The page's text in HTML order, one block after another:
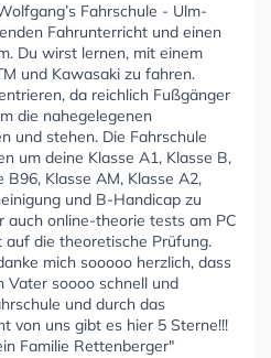
Fahrschule - Ulm-
Fahrunterricht und einen
Du wirst lernen, mit einem
und Kawasaki zu fahren.
da reichlich Fußgänger
die nahegelegenen
und stehen. Die Fahrschule
um deine Klasse A1, Klasse B,
B96, Klasse AM, Klasse A2,
und B-Handicap zu
online-theorie tests am PC
auf die theoretische Prüfung.
mich sooooo herzlich, dass
Vater soooo schnell und
und durch das
von uns gibt es hier 5 Sterne!!!
Familie Rettenberger"